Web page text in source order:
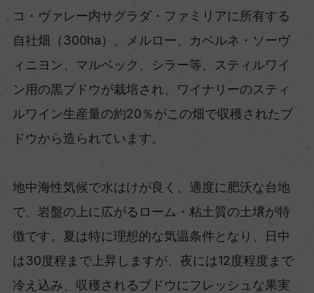
コ・ヴァレー内サグラダ・ファミリアに所有する
自社畑（300ha）。メルロー、カベルネ・ソーヴ
ィニヨン、マルベック、シラー等、スティルワイ
ン用の黒ブドウが栽培され、ワイナリーのスティ
ルワイン生産量の約20％がこの畑で収穫されたブ
ドウから造られています。
地中海性気候で水はけが良く、適度に肥沃な台地
で、岩盤の上に広がるローム・粘土質の土壌が特
徴です。夏は特に理想的な気温条件となり、日中
は30度程まで上昇しますが、夜には12度程度まで
冷え込み、収穫されるブドウにフレッシュな果実